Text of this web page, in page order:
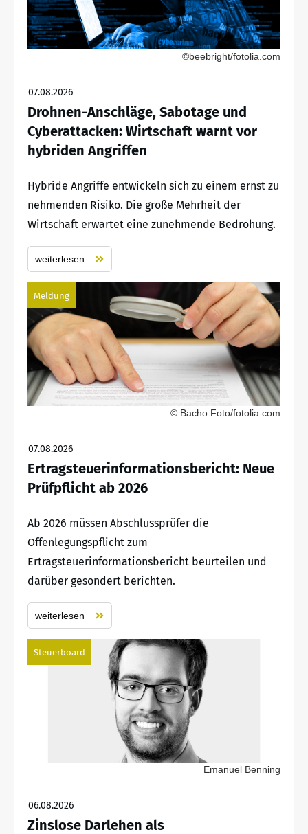
©beebright/fotolia.com
07.08.2026
Drohnen-Anschläge, Sabotage und
Cyberattacken: Wirtschaft warnt vor
hybriden Angriffen
Hybride Angriffe entwickeln sich zu einem ernst zu
nehmenden Risiko. Die große Mehrheit der
Wirtschaft erwartet eine zunehmende Bedrohung.
weiterlesen
Meldung
© Bacho Foto/fotolia.com
07.08.2026
Ertragsteuerinformationsbericht: Neue
Prüfpflicht ab 2026
Ab 2026 müssen Abschlussprüfer die
Offenlegungspflicht zum
Ertragsteuerinformationsbericht beurteilen und
darüber gesondert berichten.
weiterlesen
Steuerboard
Emanuel Benning
06.08.2026
Zinslose Darlehen als